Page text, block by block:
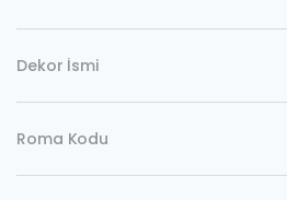
Dekor İsmi
Roma Kodu